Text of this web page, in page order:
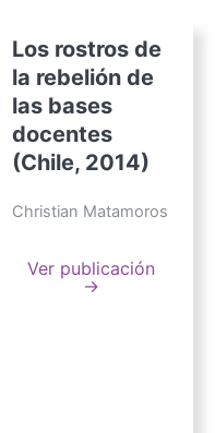
Los rostros de
la rebelión de
las bases
docentes
(Chile, 2014)
Christian Matamoros
Ver publicación
→